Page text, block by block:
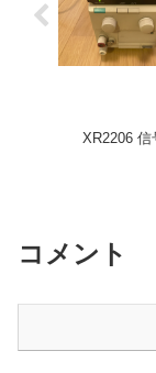
XR2206 信
コメント